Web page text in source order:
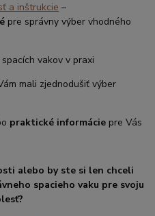
a inštrukcie –
pre správny výber vhodného
vakov v praxi
mali zjednodušiť výber
praktické informácie pre Vás
alebo by ste si len chceli
spacieho vaku pre svoju